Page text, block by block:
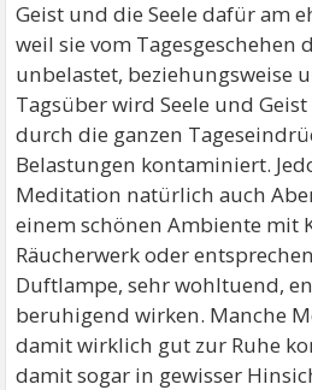
Geist und die Seele dafür am
weil sie vom Tagesgeschehen
unbelastet, beziehungsweise
Tagsüber wird Seele und
durch die ganzen
Belastungen kontaminiert.
Meditation natürlich auch
einem schönen Ambiente mit
Räucherwerk oder
Duftlampe, sehr wohltuend,
beruhigend wirken. Manche
damit wirklich gut zur Ruhe
damit sogar in gewisser